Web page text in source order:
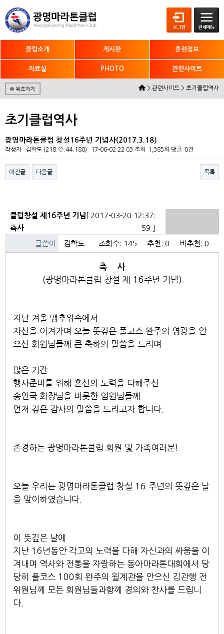
클럽소개 게시판 훈련정보
자료실 PHOTO 관련사이트
> 관련사이트 > 초기클럽역사
초기클럽역사
광명마라톤클럽 창설16주년 기념사(2017.3.18)
작성자 김학도 (218.♡.44.180) 17-06-02 22:03 조회 1,385회 댓글 0건
이전글 다음글 목록
클럽창설 제16주년 기념
축사
[ 2017-03-20 12:37:
59 ]
글쓴이 김학도 조회수: 145 추천: 0 비추천: 0
축 사
(광명마라톤클럽 창설 제 16주년 기념)
지난 겨울 맹추위속에서
자신을 이겨가며 오늘 뜻깊은 풀코스 완주의 영광을 안
으신 회원님들께 큰 축하의 말씀을 드리며
많은 기간
행사준비를 위해 혼신의 노력을 다해주신
송인국 회장님을 비롯한 임원님들께
먼저 깊은 감사의 말씀을 드리고자 합니다.
존경하는 광명마라톤클럽 회원 및 가족여러분!
오늘 우리는 광명마라톤클럽 창설 16 주년의 뜻깊은 날
을 맞이하였습니다.
이 뜻깊은 날에
지난 16년동안 각고의 노력을 다해 자신과의 싸움을 이
겨내며 역사와 전통을 자랑하는 동아마라톤대회에서 당
당히 풀코스 100회 완주의 월계관을 안으신 김관행 전
위원님께 모든 회원님들과함께 경의와 찬사를 드립니
다.